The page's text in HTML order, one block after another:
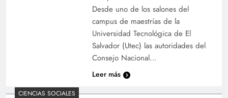
Desde uno de los salones del
campus de maestrías de la
Universidad Tecnológica de El
Salvador (Utec) las autoridades del
Consejo Nacional…
Leer más
CIENCIAS SOCIALES